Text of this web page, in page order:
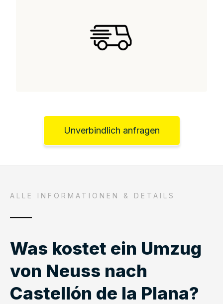
Unverbindlich anfragen
ALLE INFORMATIONEN & DETAILS
Was kostet ein Umzug
von Neuss nach
Castellón de la Plana?